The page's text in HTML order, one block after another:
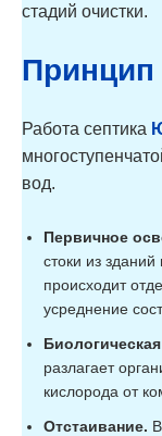
стадий очистки.
Принцип
Работа септика
вод.
Первичное
стоки из
происходит
усреднение
разлагает
кислорода от
Отстаивание.